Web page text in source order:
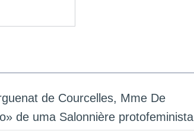
de Courcelles, Mme De
de uma Salonnière protofeminista